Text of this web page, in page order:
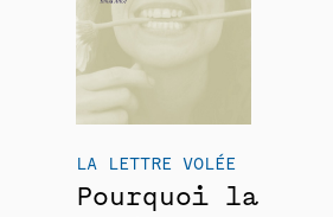
LA LETTRE VOLÉE
Pourquoi la